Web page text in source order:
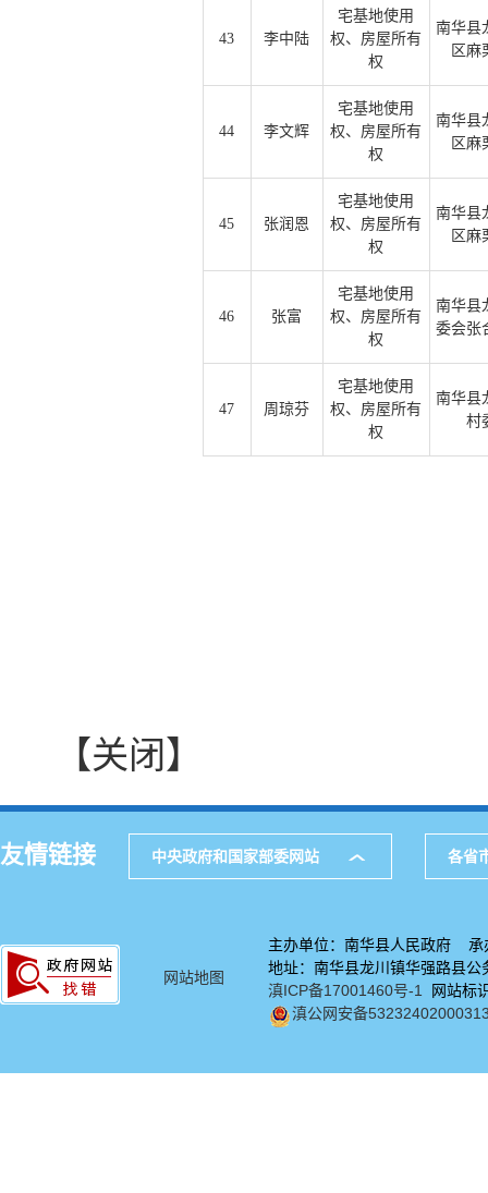
43 李中陆
宅基地使用
权、房屋所有
权
南华县
区麻
44 李文辉
宅基地使用
权、房屋所有
权
南华县
区麻
45 张润恩
宅基地使用
权、房屋所有
权
南华县
区麻
46 张富
宅基地使用
权、房屋所有
权
南华县
委会张
47 周琼芬
宅基地使用
权、房屋所有
权
南华县
村
【关闭】
友情链接 中央政府和国家部委网站 各省
网站地图
主办单位：南华县人民政府 承
地址：南华县龙川镇华强路
滇ICP备17001460号-1
网站标
滇公网安备